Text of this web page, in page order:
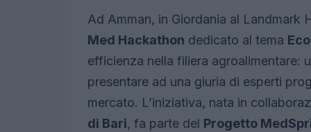
Ad Amman, in Giordania al Landmark
Med Hackathon dedicato al tema
efficienza nella filiera agroalimentare:
presentare ad una giuria di esperti
mercato. L’iniziativa, nata in
di Bari, fa parte del Progetto